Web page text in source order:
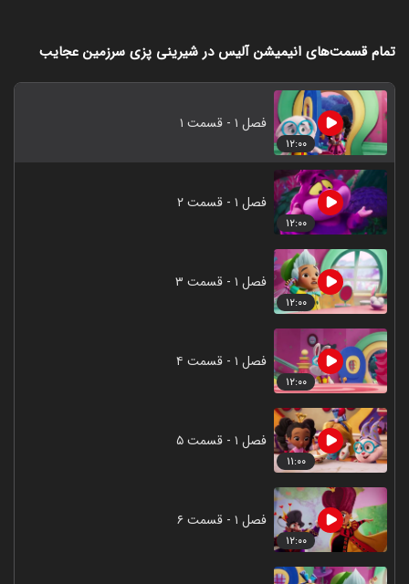
تمام قسمت‌های انیمیشن آلیس در شیرینی پزی سرزمین عجایب
۱۲:۰۰
فصل ۱ - قسمت ۱
۱۲:۰۰
فصل ۱ - قسمت ۲
۱۲:۰۰
فصل ۱ - قسمت ۳
۱۲:۰۰
فصل ۱ - قسمت ۴
۱۱:۰۰
فصل ۱ - قسمت ۵
۱۲:۰۰
فصل ۱ - قسمت ۶